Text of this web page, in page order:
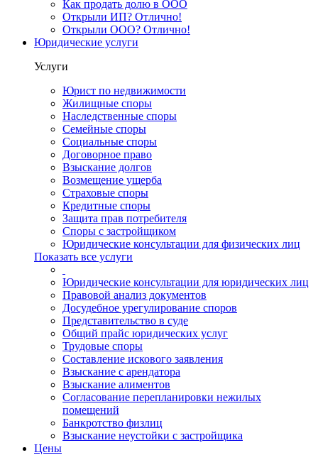
Как продать долю в ООО
Открыли ИП? Отлично!
Открыли ООО? Отлично!
Юридические услуги
Услуги
Юрист по недвижимости
Жилищные споры
Наследственные споры
Семейные споры
Социальные споры
Договорное право
Взыскание долгов
Возмещение ущерба
Страховые споры
Кредитные споры
Защита прав потребителя
Споры с застройщиком
Юридические консультации для физических лиц
Показать все услуги
Юридические консультации для юридических лиц
Правовой анализ документов
Досудебное урегулирование споров
Представительство в суде
Общий прайс юридических услуг
Трудовые споры
Составление искового заявления
Взыскание с арендатора
Взыскание алиментов
Cогласование перепланировки нежилых
помещений
Банкротство физлиц
Взыскание неустойки с застройщика
Цены